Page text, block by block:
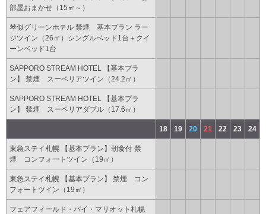
部屋おまかせ（15㎡～）
琴似グリーンホテル 禁煙 基本プラン ラー
ジツイン（26㎡）シングルベッド1台＋クイ
ーンベッド1台
SAPPORO STREAM HOTEL 【基本プラ
ン】 禁煙 スーペリアツイン（24.2㎡）
SAPPORO STREAM HOTEL 【基本プラ
ン】 禁煙 スーペリアダブル（17.6㎡）
18 19 20 21 22 23 24
東急ステイ札幌 【基本プラン】朝食付 禁
煙 コンフォートツイン（19㎡）
東急ステイ札幌 【基本プラン】 禁煙 コン
フォートツイン（19㎡）
フェアフィールド・バイ・マリオット札幌